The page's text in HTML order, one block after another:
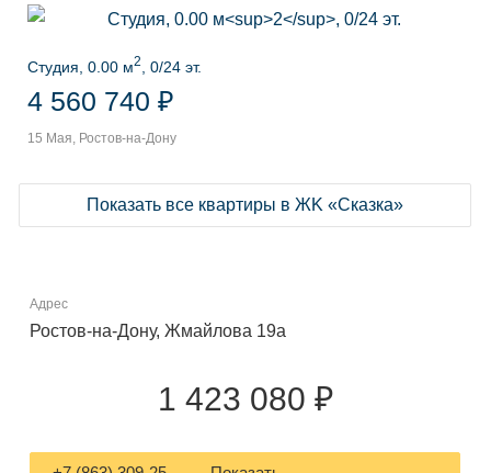
Студия, 0.00 м2 , 0/24 эт.
4 560 740 ₽
15 Мая, Ростов-на-Дону
Показать все квартиры в ЖK «Сказка»
Адрес
Ростов-на-Дону, Жмайлова 19а
1 423 080 ₽